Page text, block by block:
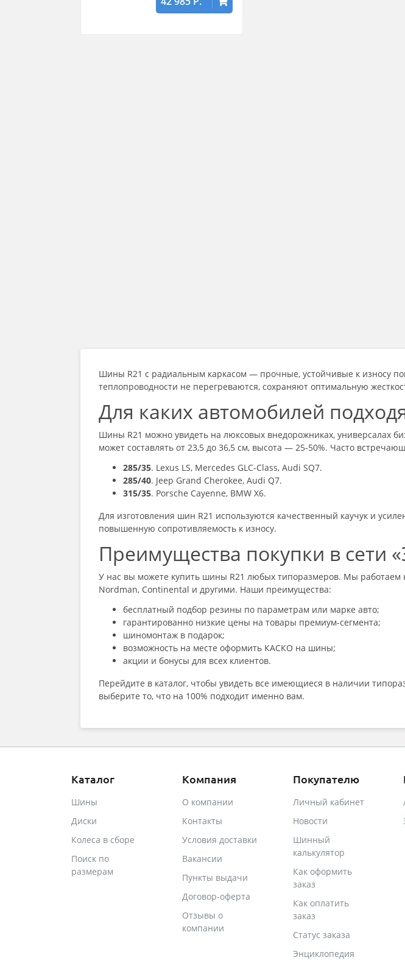
Шины R21 с радиальным каркасом — прочные, устойчивые к износу
теплопроводности не перегреваются, сохраняют оптимальную
Для каких автомобилей
Шины R21 можно увидеть на люксовых внедорожниках, универсалах
может составлять от 23,5 до 36,5 см, высота — 25-50%. Часто
285/35. Lexus LS, Mercedes GLC-Class, Audi SQ7.
285/40. Jeep Grand Cherokee, Audi Q7.
315/35. Porsche Cayenne, BMW X6.
Для изготовления шин R21 используются качественный каучук и
повышенную сопротивляемость к износу.
Преимущества покупки в сети
У нас вы можете купить шины R21 любых типоразмеров. Мы работаем
Nordman, Continental и другими. Наши преимущества:
бесплатный подбор резины по параметрам или марке авто;
гарантированно низкие цены на товары премиум-сегмента;
шиномонтаж в подарок;
возможность на месте оформить КАСКО на шины;
акции и бонусы для всех клиентов.
Перейдите в каталог, чтобы увидеть все имеющиеся в наличии
выберите то, что на 100% подходит именно вам.
Каталог
Шины
Диски
Колеса в сборе
Поиск по
размерам
Компания
О компании
Контакты
Условия доставки
Вакансии
Пункты выдачи
Договор-оферта
Отзывы о
компании
Покупателю
Личный кабинет
Новости
Шинный
калькулятор
Как оформить
заказ
Как оплатить
заказ
Статус заказа
Энциклопедия